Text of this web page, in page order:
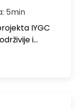
5min
IYGC
i…